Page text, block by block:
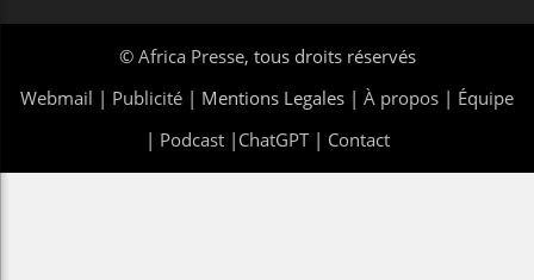
© Africa Presse, tous droits réservés
Webmail | Publicité | Mentions Legales | À propos | Équipe
| Podcast| ChatGPT| Contact